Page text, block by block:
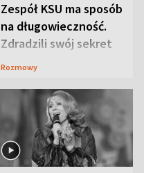
Zespół KSU ma sposób
na długowieczność.
Zdradzili swój sekret
Rozmowy